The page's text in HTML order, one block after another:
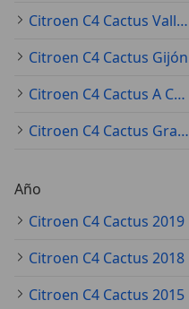
Citroen C4 Cactus Valladolid
Citroen C4 Cactus Gijón
Citroen C4 Cactus A Coruña
Citroen C4 Cactus Granada
Año
Citroen C4 Cactus 2019
Citroen C4 Cactus 2018
Citroen C4 Cactus 2015